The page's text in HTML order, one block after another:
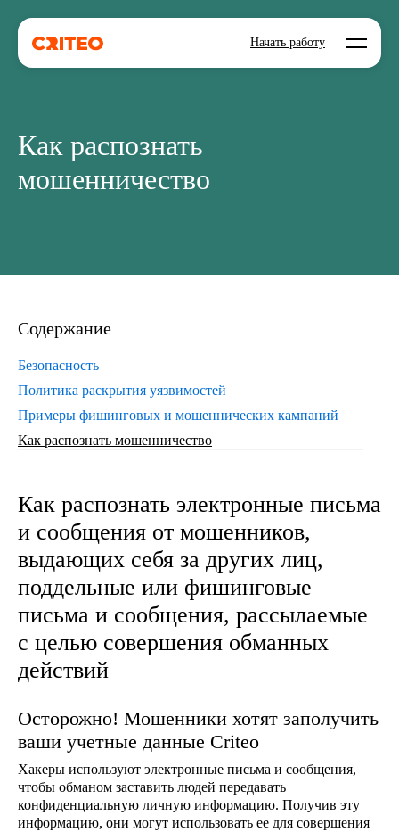
Начать работу Open
Как распознать
мошенничество
Содержание
Безопасность
Политика раскрытия уязвимостей
Примеры фишинговых и мошеннических кампаний
Как распознать мошенничество
Как распознать электронные письма
и сообщения от мошенников,
выдающих себя за других лиц,
поддельные или фишинговые
письма и сообщения, рассылаемые
с целью совершения обманных
действий
Осторожно! Мошенники хотят заполучить
ваши учетные данные Criteo
Хакеры используют электронные письма и сообщения,
чтобы обманом заставить людей передавать
конфиденциальную личную информацию. Получив эту
информацию, они могут использовать ее для совершения